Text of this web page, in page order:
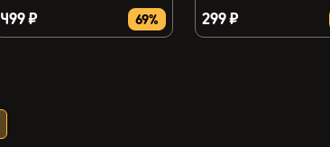
499 ₽ 69% 299 ₽